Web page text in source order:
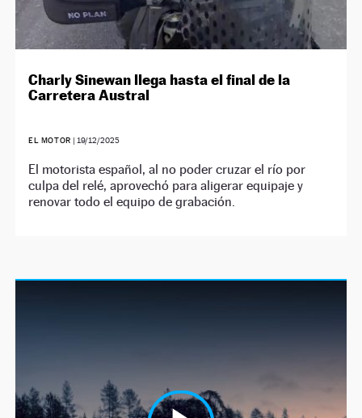
Charly Sinewan llega hasta el final de la
Carretera Austral
EL MOTOR | 19/12/2025
El motorista español, al no poder cruzar el río por
culpa del relé, aprovechó para aligerar equipaje y
renovar todo el equipo de grabación.